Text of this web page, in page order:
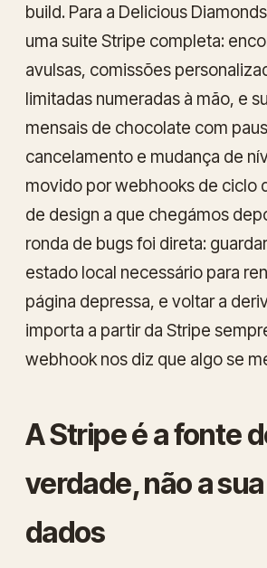
build. Para a Delicious
uma suite Stripe completa:
avulsas, comissões
limitadas numeradas à mão, e
mensais de chocolate com
cancelamento e mudança de
movido por webhooks de ciclo
de design a que chegámos
ronda de bugs foi direta:
estado local necessário para
página depressa, e voltar a
importa a partir da Stripe
webhook nos diz que algo se
A Stripe é a fonte
verdade, não a
dados